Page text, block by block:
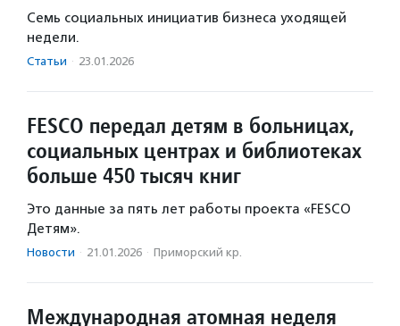
Семь социальных инициатив бизнеса уходящей
недели.
Статьи · 23.01.2026
FESCO передал детям в больницах,
социальных центрах и библиотеках
больше 450 тысяч книг
Это данные за пять лет работы проекта «FESCO
Детям».
Новости · 21.01.2026 · Приморский кр.
Международная атомная неделя